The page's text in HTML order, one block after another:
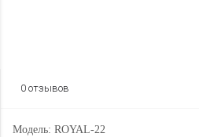
0 отзывов
Модель: ROYAL-22